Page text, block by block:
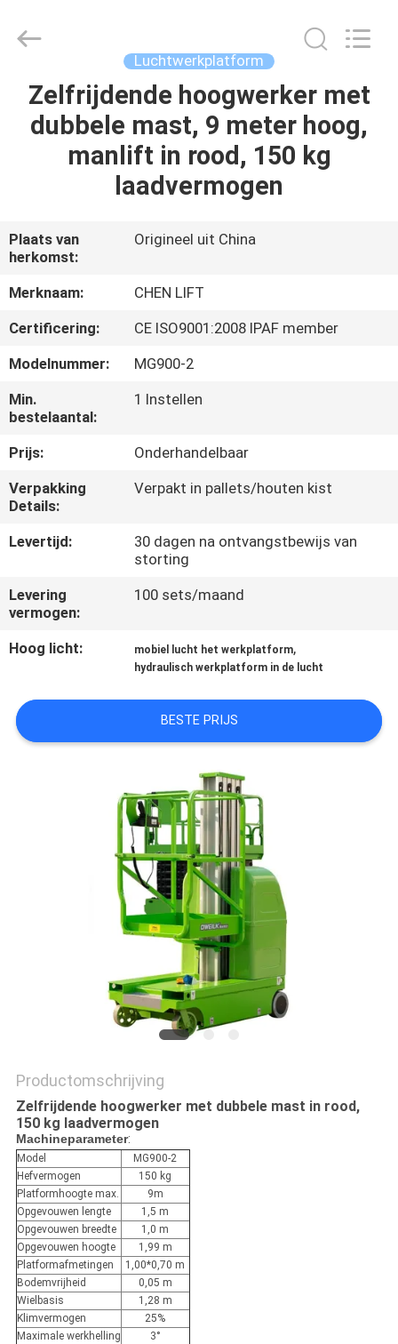
HUIS
PRODUCTEN
ONS
FABRIEKSTOCHT
KWALITEITSCONTROLE
NEEM
CONTACT
MET
ONS
OP
NIEUWS
VRAAG
OFFERTE
PRIVACYBELEID
LTD.
Luchtwerkplatform
Zelfrijdende hoogwerker met
dubbele mast, 9 meter hoog,
manlift in rood, 150 kg
laadvermogen
Plaats van
herkomst:
Origineel uit China
Merknaam:
CHEN LIFT
Certificering:
CE ISO9001:2008 IPAF member
Modelnummer:
MG900-2
Min.
bestelaantal:
1 Instellen
Prijs:
Onderhandelbaar
Verpakking
Details:
Verpakt in pallets/houten kist
Levertijd:
30 dagen na ontvangstbewijs van
storting
Levering
vermogen:
100 sets/maand
Hoog licht: mobiel lucht het werkplatform,
hydraulisch werkplatform in de lucht
BESTE PRIJS
Productomschrijving
Zelfrijdende hoogwerker met dubbele mast in rood,
150 kg laadvermogen
Machineparameter:
Model
MG900-2
Hefvermogen
150 kg
Platformhoogte max.
9m
Opgevouwen lengte
1,5 m
Opgevouwen breedte
1,0 m
Opgevouwen hoogte
1,99 m
Platformafmetingen
1,00*0,70 m
Bodemvrijheid
0,05 m
Wielbasis
1,28 m
Klimvermogen
25%
Maximale werkhelling
3°